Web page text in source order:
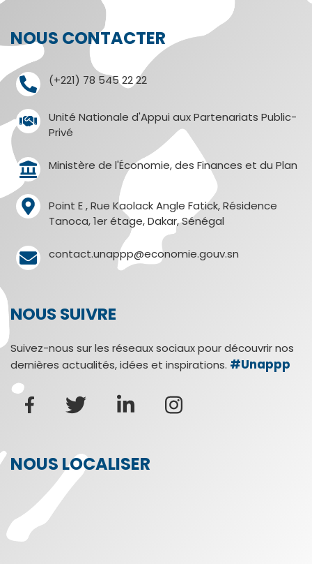
NOUS CONTACTER
(+221) 78 545 22 22
Unité Nationale d'Appui aux Partenariats Public-
Privé
Ministère de l'Économie, des Finances et du Plan
Point E , Rue Kaolack Angle Fatick, Résidence
Tanoca, 1er étage, Dakar, Sénégal
contact.unappp@economie.gouv.sn
NOUS SUIVRE
Suivez-nous sur les réseaux sociaux pour découvrir nos
dernières actualités, idées et inspirations. #Unappp
NOUS LOCALISER